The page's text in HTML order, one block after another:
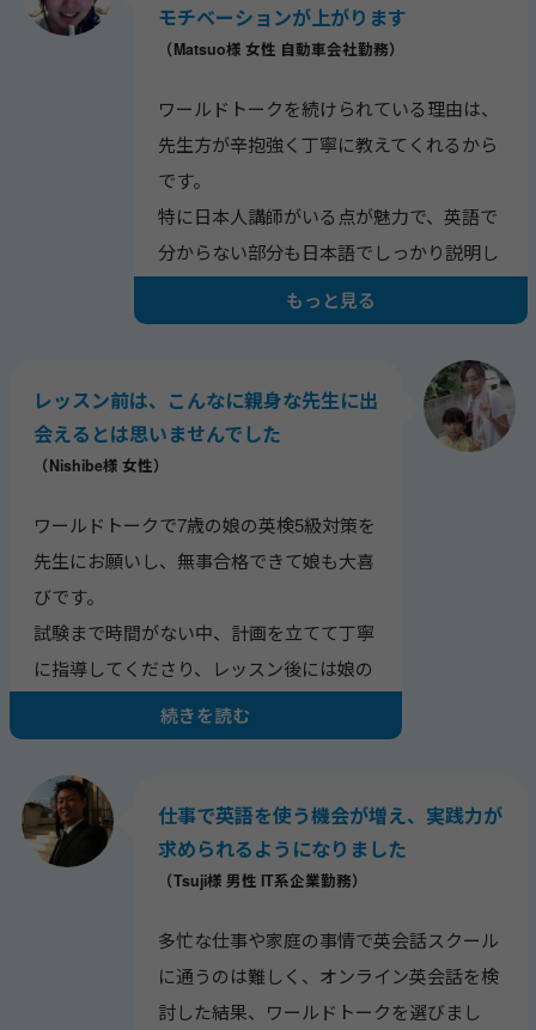
モチベーションが上がります
（Matsuo様 女性 自動車会社勤務）
ワールドトークを続けられている理由は、
先生方が辛抱強く丁寧に教えてくれるから
です。
特に日本人講師がいる点が魅力で、英語で
分からない部分も日本語でしっかり説明し
海外経験豊富な講師のお話を聞くことで、
自分の視野も広がったと感じています。
もっと見る
レッスン前は、こんなに親身な先生に出
会えるとは思いませんでした
（Nishibe様 女性）
ワールドトークで7歳の娘の英検5級対策を
先生にお願いし、無事合格できて娘も大喜
びです。
試験まで時間がない中、計画を立てて丁寧
に指導してくださり、レッスン後には娘の
理解度をチェックし、私にも復習のポイン
トを具体的に教えてくれました。
先生の「必ず合格させたい」という熱意が
伝わり、家庭学習もしやすかったです。
続きを読む
仕事で英語を使う機会が増え、実践力が
求められるようになりました
（Tsuji様 男性 IT系企業勤務）
多忙な仕事や家庭の事情で英会話スクール
に通うのは難しく、オンライン英会話を検
討した結果、ワールドトークを選びまし